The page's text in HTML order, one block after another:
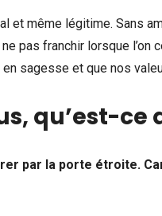
et même légitime. Sans
pas franchir lorsque
sagesse et que nos
qu’est-ce
par la porte étroite.